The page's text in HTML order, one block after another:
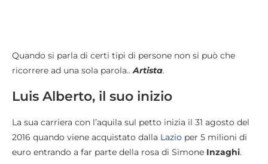
Quando si parla di certi tipi di persone non si può che
ricorrere ad una sola parola..Artista.
Luis Alberto, il suo inizio
La sua carriera con l’aquila sul petto inizia il 31 agosto del
2016 quando viene acquistato dalla Lazio per 5 milioni di
euro entrando a far parte della rosa di Simone Inzaghi.